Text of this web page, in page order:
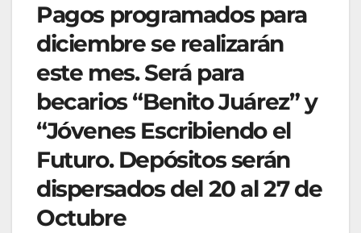
Pagos programados para
diciembre se realizarán
este mes. Será para
becarios “Benito Juárez” y
“Jóvenes Escribiendo el
Futuro. Depósitos serán
dispersados del 20 al 27 de
Octubre